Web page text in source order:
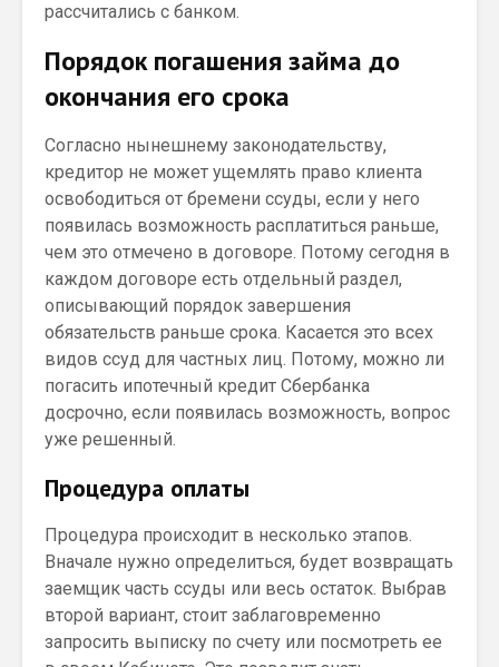
рассчитались с банком.
Порядок погашения займа до
окончания его срока
Согласно нынешнему законодательству,
кредитор не может ущемлять право клиента
освободиться от бремени ссуды, если у него
появилась возможность расплатиться раньше,
чем это отмечено в договоре. Потому сегодня в
каждом договоре есть отдельный раздел,
описывающий порядок завершения
обязательств раньше срока. Касается это всех
видов ссуд для частных лиц. Потому, можно ли
погасить ипотечный кредит Сбербанка
досрочно, если появилась возможность, вопрос
уже решенный.
Процедура оплаты
Процедура происходит в несколько этапов.
Вначале нужно определиться, будет возвращать
заемщик часть ссуды или весь остаток. Выбрав
второй вариант, стоит заблаговременно
запросить выписку по счету или посмотреть ее